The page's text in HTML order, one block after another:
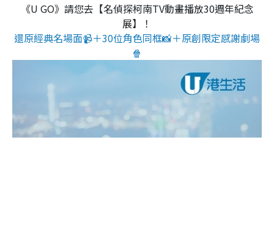
《U GO》請您去【名偵探柯南TV動畫播放30週年紀念
展】！
還原經典名場面📹＋30位角色同框📸＋原創限定感謝劇場
🍿